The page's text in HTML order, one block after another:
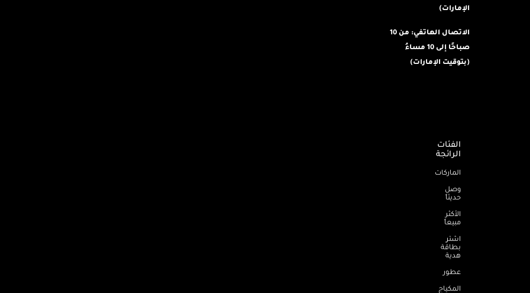
الإمارات)
الاتصال الهاتفي: من 10
صباحًا إلى 10 مساءُ
(بتوقيت الإمارات)
الفئات
الرائجة
الماركات
وصل
حديثاً
الأكثر
مبيعاً
اشترِ
بطاقة
هدية
عطور
المكياج